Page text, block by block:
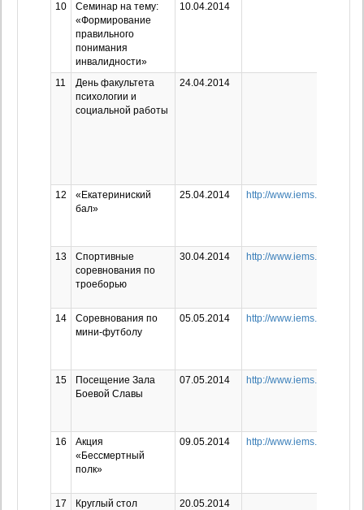
10
Семинар на тему:
«Формирование
правильного
понимания
инвалидности»
10.04.2014
11
День факультета
психологии и
социальной работы
24.04.2014
12
«Екатериниский
бал»
25.04.2014 http://www.iems.ru/news/
13
Спортивные
соревнования по
троеборью
30.04.2014 http://www.iems.ru/news/
14
Cоревнования по
мини-футболу
05.05.2014 http://www.iems.ru/news/
15
Посещение Зала
Боевой Славы
07.05.2014 http://www.iems.ru/news/
16
Акция
«Бессмертный
полк»
09.05.2014 http://www.iems.ru/news/
17
Круглый стол
20.05.2014